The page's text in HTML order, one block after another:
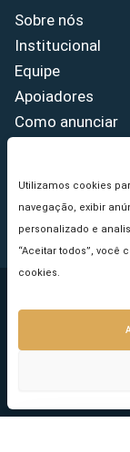
Utilizamos cookies
navegação, exibir
personalizado e
“Aceitar todos”, você
cookies.
Sobre nós
Institucional
Equipe
Apoiadores
Como anunciar
Princípios
Copyright